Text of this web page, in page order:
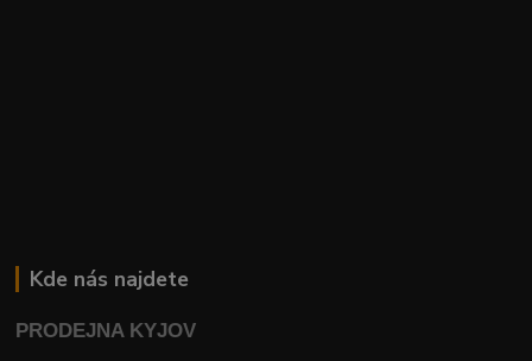
Kde nás najdete
PRODEJNA KYJOV